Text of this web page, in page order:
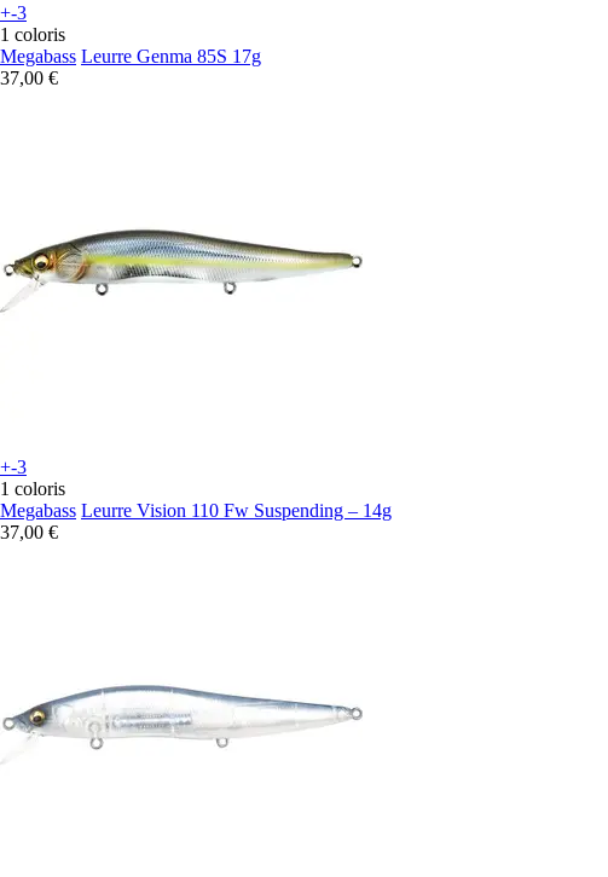
+-3
1 coloris
Megabass Leurre Genma 85S 17g
37,00 €
+-3
1 coloris
Megabass Leurre Vision 110 Fw Suspending – 14g
37,00 €